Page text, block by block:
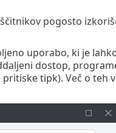
pogosto
uporabo, ki je
dostop,
tipk). Več o teh